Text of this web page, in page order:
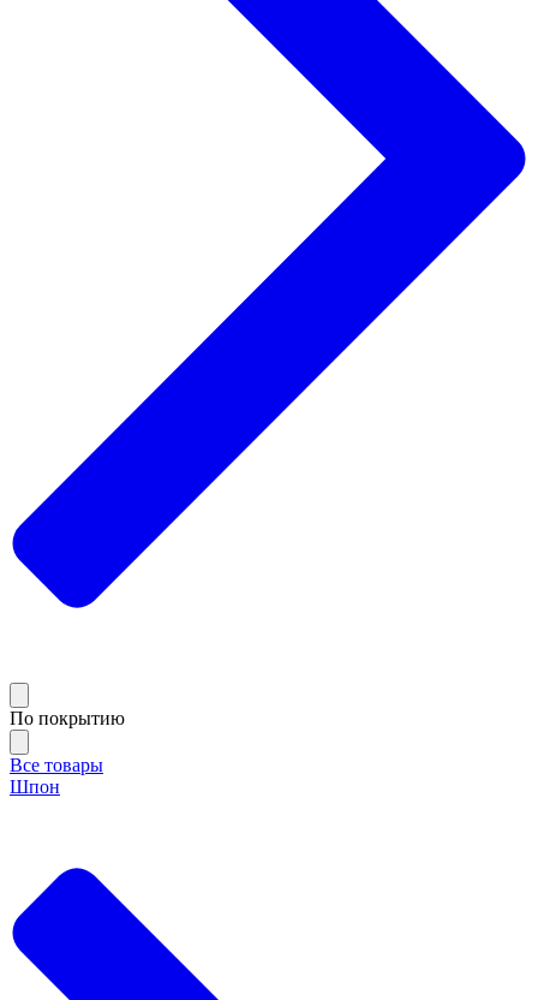
По покрытию
Все товары
Шпон